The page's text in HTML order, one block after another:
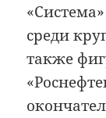
среди
также